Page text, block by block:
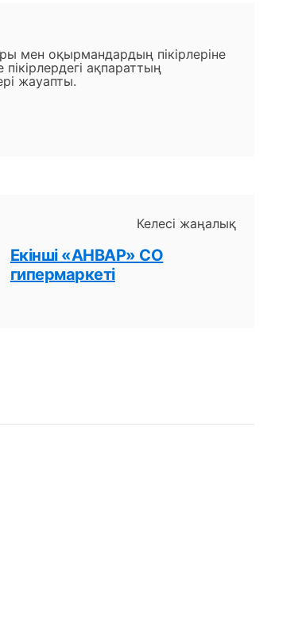
мен оқырмандардың пікірлеріне
ақпараттың
жауапты.
Келесі жаңалық
Екінші «AНВАР» СО
гипермаркеті